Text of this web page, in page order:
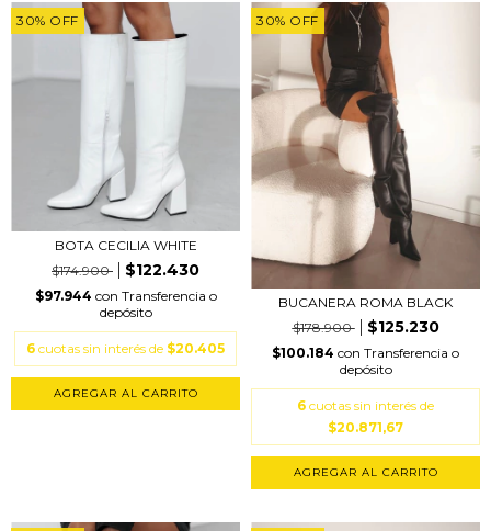
30% OFF
BOTA CECILIA WHITE
$174.900
$122.430
$97.944 con Transferencia o
depósito
6 cuotas sin interés de $20.405
AGREGAR AL CARRITO
30% OFF
BUCANERA ROMA BLACK
$178.900
$125.230
$100.184 con Transferencia o
depósito
6 cuotas sin interés de
$20.871,67
AGREGAR AL CARRITO